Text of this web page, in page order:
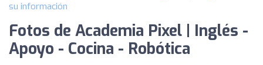
su información
Fotos de Academia Pixel | Inglés -
Apoyo - Cocina - Robótica